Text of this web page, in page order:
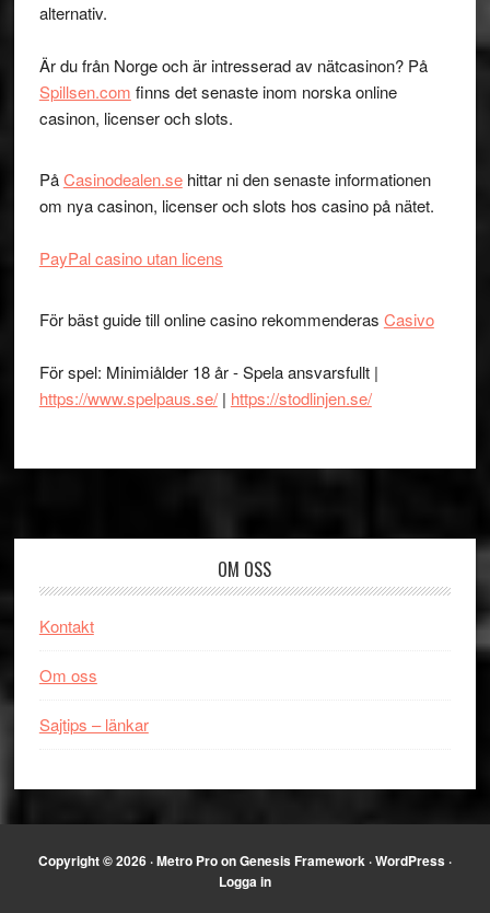
alternativ.
Är du från Norge och är intresserad av nätcasinon? På
Spillsen.com finns det senaste inom norska online
casinon, licenser och slots.
PåCasinodealen.sehittar ni den senaste informationen
om nya casinon, licenser och slots hos casino på nätet.
PayPal casino utan licens
För bäst guide till online casino rekommenderas Casivo
För spel: Minimiålder 18 år - Spela ansvarsfullt |
https://www.spelpaus.se/| https://stodlinjen.se/
OM OSS
Kontakt
Om oss
Sajtips – länkar
Copyright © 2026 ·Metro ProonGenesis Framework ·WordPress ·
Logga in